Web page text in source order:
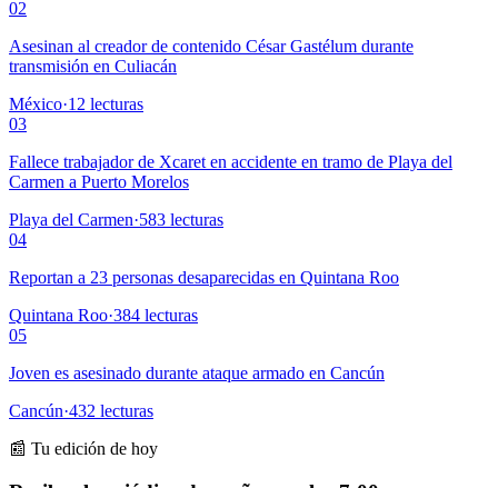
02
Asesinan al creador de contenido César Gastélum durante
transmisión en Culiacán
México·12 lecturas
03
Fallece trabajador de Xcaret en accidente en tramo de Playa del
Carmen a Puerto Morelos
Playa del Carmen·583 lecturas
04
Reportan a 23 personas desaparecidas en Quintana Roo
Quintana Roo·384 lecturas
05
Joven es asesinado durante ataque armado en Cancún
Cancún·432 lecturas
📰 Tu edición de hoy